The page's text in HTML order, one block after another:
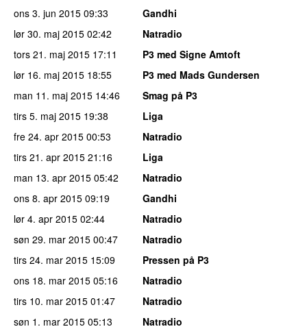
ons 3. jun 2015 09:33
Gandhi
lør 30. maj 2015 02:42
Natradio
tors 21. maj 2015 17:11
P3 med Signe Amtoft
lør 16. maj 2015 18:55
P3 med Mads Gundersen
man 11. maj 2015 14:46
Smag på P3
tirs 5. maj 2015 19:38
Liga
fre 24. apr 2015 00:53
Natradio
tirs 21. apr 2015 21:16
Liga
man 13. apr 2015 05:42
Natradio
ons 8. apr 2015 09:19
Gandhi
lør 4. apr 2015 02:44
Natradio
søn 29. mar 2015 00:47
Natradio
tirs 24. mar 2015 15:09
Pressen på P3
ons 18. mar 2015 05:16
Natradio
tirs 10. mar 2015 01:47
Natradio
søn 1. mar 2015 05:13
Natradio